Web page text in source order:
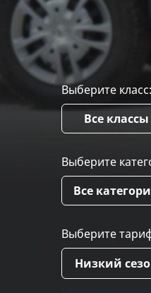
Выберите класс:
Все классы
Выберите
Все
Выберите
Низкий